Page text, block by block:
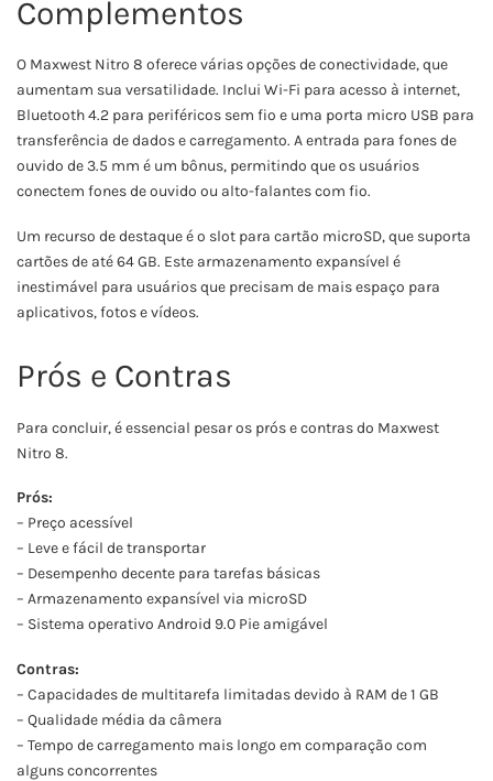
Complementos
O Maxwest Nitro 8 oferece várias opções de conectividade, que
aumentam sua versatilidade. Inclui Wi-Fi para acesso à internet,
Bluetooth 4.2 para periféricos sem fio e uma porta micro USB para
transferência de dados e carregamento. A entrada para fones de
ouvido de 3.5 mm é um bônus, permitindo que os usuários
conectem fones de ouvido ou alto-falantes com fio.
Um recurso de destaque é o slot para cartão microSD, que suporta
cartões de até 64 GB. Este armazenamento expansível é
inestimável para usuários que precisam de mais espaço para
aplicativos, fotos e vídeos.
Prós e Contras
Para concluir, é essencial pesar os prós e contras do Maxwest
Nitro 8.
Prós:
– Preço acessível
– Leve e fácil de transportar
– Desempenho decente para tarefas básicas
– Armazenamento expansível via microSD
– Sistema operativo Android 9.0 Pie amigável
Contras:
– Capacidades de multitarefa limitadas devido à RAM de 1 GB
– Qualidade média da câmera
– Tempo de carregamento mais longo em comparação com
alguns concorrentes